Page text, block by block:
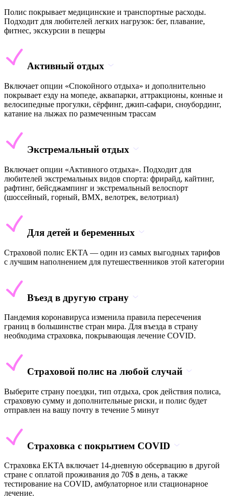
Полис покрывает медицинские и транспортные расходы.
Подходит для любителей легких нагрузок: бег, плавание,
фитнес, экскурсии в пещеры
Активный отдых
Включает опции «Спокойного отдыха» и дополнительно
покрывает езду на мопеде, аквапарки, аттракционы, конные и
велосипедные прогулки, сёрфинг, джип-сафари, сноубординг,
катание на лыжах по размеченным трассам
Экстремальный отдых
Включает опции «Активного отдыха». Подходит для
любителей экстремальных видов спорта: фрирайд, кайтинг,
рафтинг, бейсджампинг и экстремальный велоспорт
(шоссейный, горный, BMX, велотрек, велотриал)
Для детей и беременных
Страховой полис EKTA — один из самых выгодных тарифов
с лучшим наполнением для путешественников этой категории
Въезд в другую страну
Пандемия коронавируса изменила правила пересечения
границ в большинстве стран мира. Для въезда в страну
необходима страховка, покрывающая лечение COVID.
Страховой полис на любой случай
Выберите страну поездки, тип отдыха, срок действия полиса,
страховую сумму и дополнительные риски, и полис будет
отправлен на вашу почту в течение 5 минут
Страховка с покрытием COVID
Страховка EKTA включает 14-дневную обсервацию в другой
стране с оплатой проживания до 70$ в день, а также
тестирование на COVID, амбулаторное или стационарное
лечение.